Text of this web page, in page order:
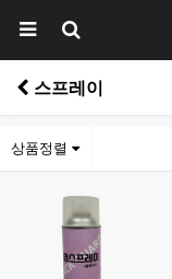
스프레이
상품정렬